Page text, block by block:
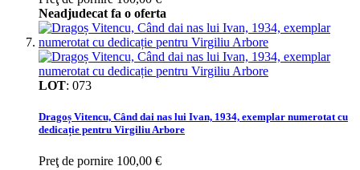
Neadjudecat fa o oferta
LOT: 073
Dragoș Vitencu, Când dai nas lui Ivan, 1934, exemplar numerotat cu
dedicație pentru Virgiliu Arbore
Preţ de pornire 100,00 €